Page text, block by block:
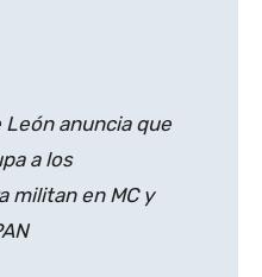
anuncia que
a los
militan en MC y